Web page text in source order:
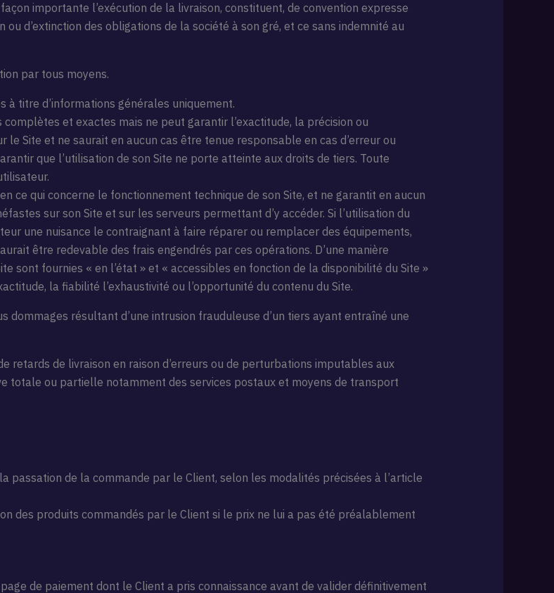
importante l’exécution de la livraison, constituent, de convention expresse
d’extinction des obligations de la société à son gré, et ce sans indemnité au
par tous moyens.
à titre d’informations générales uniquement.
et exactes mais ne peut garantir l’exactitude, la précision ou
le Site et ne saurait en aucun cas être tenue responsable en cas d’erreur ou
que l’utilisation de son Site ne porte atteinte aux droits de tiers. Toute
ce qui concerne le fonctionnement technique de son Site, et ne garantit en aucun
sur son Site et sur les serveurs permettant d’y accéder. Si l’utilisation du
une nuisance le contraignant à faire réparer ou remplacer des équipements,
être redevable des frais engendrés par ces opérations. D’une manière
sont fournies « en l’état » et « accessibles en fonction de la disponibilité du Site »
la fiabilité l’exhaustivité ou l’opportunité du contenu du Site.
dommages résultant d’une intrusion frauduleuse d’un tiers ayant entraîné une
retards de livraison en raison d’erreurs ou de perturbations imputables aux
totale ou partielle notamment des services postaux et moyens de transport
passation de la commande par le Client, selon les modalités précisées à l’article
des produits commandés par le Client si le prix ne lui a pas été préalablement
de paiement dont le Client a pris connaissance avant de valider définitivement